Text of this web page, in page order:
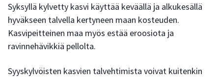
Syksyllä kylvetty kasvi käyttää keväällä ja alkukesällä
hyväkseen talvella kertyneen maan kosteuden.
Kasvipeitteinen maa myös estää eroosiota ja
ravinnehävikkiä pellolta.
Syyskylvöisten kasvien talvehtimista voivat kuitenkin